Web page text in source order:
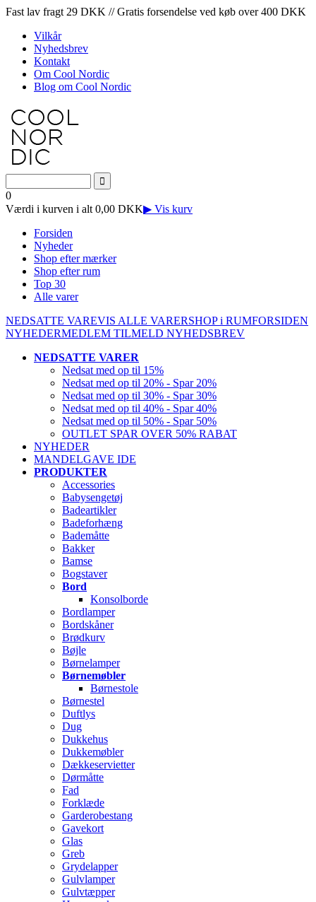
Fast lav fragt 29 DKK // Gratis forsendelse ved køb over 400 DKK
Vilkår
Nyhedsbrev
Kontakt
Om Cool Nordic
Blog om Cool Nordic
0
Værdi i kurven i alt 0,00 DKK▶ Vis kurv
Forsiden
Nyheder
Shop efter mærker
Shop efter rum
Top 30
Alle varer
NEDSATTE VAREVIS ALLE VARERSHOP i RUMFORSIDEN
NYHEDERMEDLEM TILMELD NYHEDSBREV
NEDSATTE VARER
Nedsat med op til 15%
Nedsat med op til 20% - Spar 20%
Nedsat med op til 30% - Spar 30%
Nedsat med op til 40% - Spar 40%
Nedsat med op til 50% - Spar 50%
OUTLET SPAR OVER 50% RABAT
NYHEDER
MANDELGAVE IDE
PRODUKTER
Accessories
Babysengetøj
Badeartikler
Badeforhæng
Bademåtte
Bakker
Bamse
Bogstaver
Bord
Konsolborde
Bordlamper
Bordskåner
Brødkurv
Bøjle
Børnelamper
Børnemøbler
Børnestole
Børnestel
Duftlys
Dug
Dukkehus
Dukkemøbler
Dækkeservietter
Dørmåtte
Fad
Forklæde
Garderobestang
Gavekort
Glas
Greb
Grydelapper
Gulvlamper
Gulvtæpper